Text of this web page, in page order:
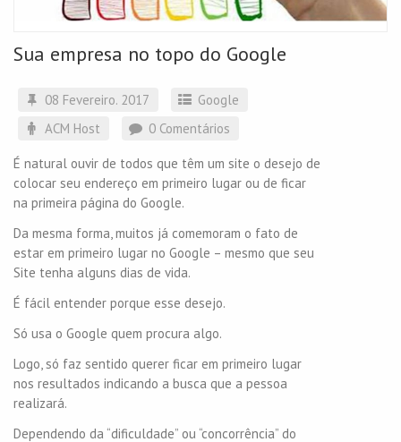
Sua empresa no topo do Google
08 Fevereiro. 2017
Google
ACM Host
0 Comentários
É natural ouvir de todos que têm um site o desejo de
colocar seu endereço em primeiro lugar ou de ficar
na primeira página do Google.
Da mesma forma, muitos já comemoram o fato de
estar em primeiro lugar no Google – mesmo que seu
Site tenha alguns dias de vida.
É fácil entender porque esse desejo.
Só usa o Google quem procura algo.
Logo, só faz sentido querer ficar em primeiro lugar
nos resultados indicando a busca que a pessoa
realizará.
Dependendo da “dificuldade” ou “concorrência” do